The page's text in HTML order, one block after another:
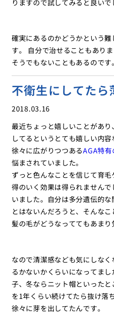
確実にあるのかどうかという
す。 自分で治せることもあり
そうでもないこともあるのです。
不衛生にしてたら
2018.03.16
最近ちょっと嬉しいことがあ
してるというとても嬉しい内
徐々に広がりつつあるAGA特
悩まされていました。
ずっと色んなことを信じて育
得のいく効果は得られません
いました。自分は多分遺伝的
とはないんだろうと、そんな
髪の毛がどうなっててもあまり
なので清潔感なども気にしな
るかないかくらいになってま
子、冬ならニット帽といった
を1年くらい続けてたら抜け落
徐々に芽を出してたんです。